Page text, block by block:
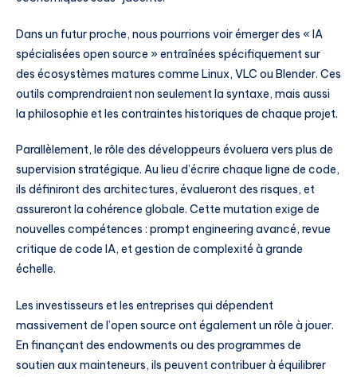
Dans un futur proche, nous pourrions voir émerger des « IA
spécialisées open source » entraînées spécifiquement sur
des écosystèmes matures comme Linux, VLC ou Blender. Ces
outils comprendraient non seulement la syntaxe, mais aussi
la philosophie et les contraintes historiques de chaque projet.
Parallèlement, le rôle des développeurs évoluera vers plus de
supervision stratégique. Au lieu d’écrire chaque ligne de code,
ils définiront des architectures, évalueront des risques, et
assureront la cohérence globale. Cette mutation exige de
nouvelles compétences : prompt engineering avancé, revue
critique de code IA, et gestion de complexité à grande
échelle.
Les investisseurs et les entreprises qui dépendent
massivement de l’open source ont également un rôle à jouer.
En finançant des endowments ou des programmes de
soutien aux mainteneurs, ils peuvent contribuer à équilibrer